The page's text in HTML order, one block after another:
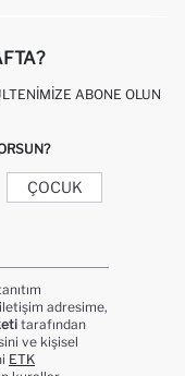
ABONE OLUN
ÇOCUK
adresime,
tarafından
ve kişisel
ETK